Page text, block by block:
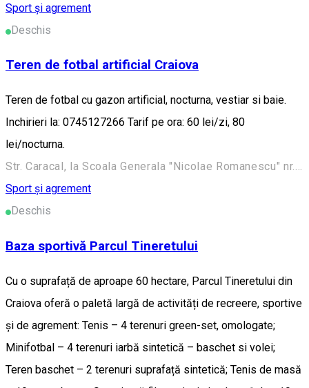
Sport și agrement
Deschis
Teren de fotbal artificial Craiova
Teren de fotbal cu gazon artificial, nocturna, vestiar si baie.
Inchirieri la: 0745127266 Tarif pe ora: 60 lei/zi, 80
lei/nocturna.
Str. Caracal, la Scoala Generala "Nicolae Romanescu" nr. 29, Craiova, Romania
Sport și agrement
Deschis
Baza sportivă Parcul Tineretului
Cu o suprafață de aproape 60 hectare, Parcul Tineretului din
Craiova oferă o paletă largă de activități de recreere, sportive
și de agrement: Tenis – 4 terenuri green-set, omologate;
Minifotbal – 4 terenuri iarbă sintetică – baschet si volei;
Teren baschet – 2 terenuri suprafață sintetică; Tenis de masă